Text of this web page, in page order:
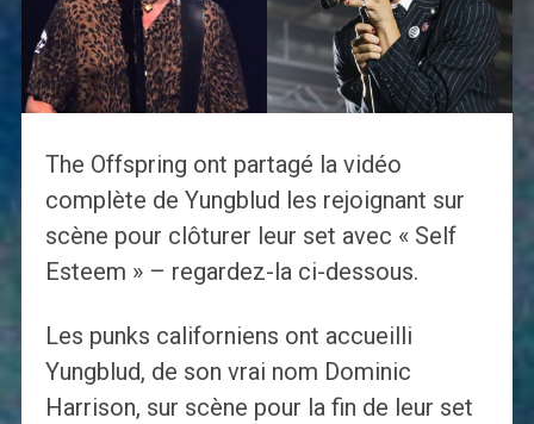
The Offspring ont partagé la vidéo
complète de Yungblud les rejoignant sur
scène pour clôturer leur set avec « Self
Esteem » – regardez-la ci-dessous.
Les punks californiens ont accueilli
Yungblud, de son vrai nom Dominic
Harrison, sur scène pour la fin de leur set